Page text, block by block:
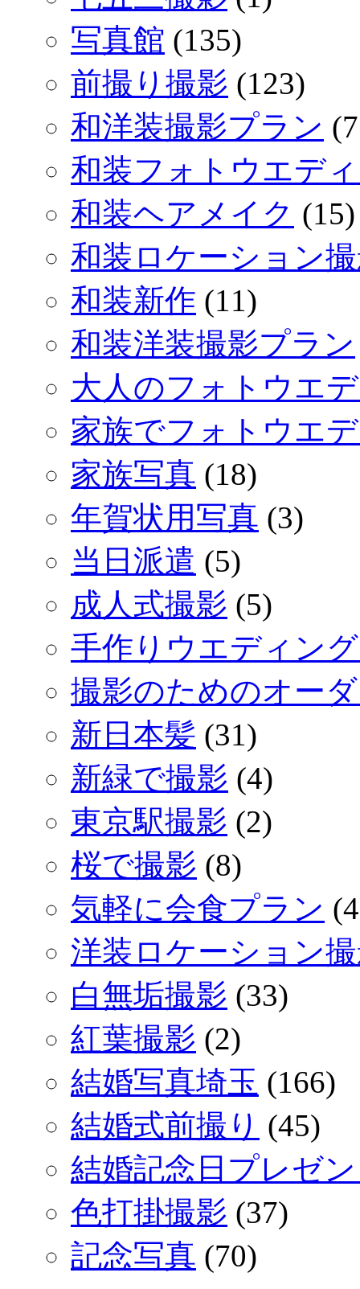
写真館 (135)
前撮り撮影 (123)
和洋装撮影プラン
和装フォトウエデ
和装ヘアメイク (15)
和装ロケーション
和装新作 (11)
和装洋装撮影プラン
大人のフォトウエ
家族でフォトウエ
家族写真 (18)
年賀状用写真 (3)
当日派遣 (5)
成人式撮影 (5)
手作りウエディン
撮影のためのオー
新日本髪 (31)
新緑で撮影 (4)
東京駅撮影 (2)
桜で撮影 (8)
気軽に会食プラン
洋装ロケーション
白無垢撮影 (33)
紅葉撮影 (2)
結婚写真埼玉 (166)
結婚式前撮り (45)
結婚記念日プレゼ
色打掛撮影 (37)
記念写真 (70)